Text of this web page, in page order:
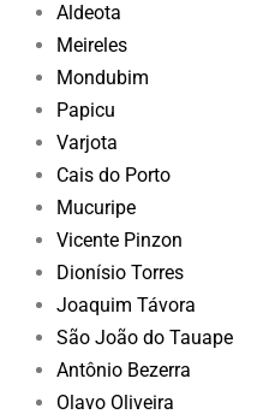
Aldeota
Meireles
Mondubim
Papicu
Varjota
Cais do Porto
Mucuripe
Vicente Pinzon
Dionísio Torres
Joaquim Távora
São João do Tauape
Antônio Bezerra
Olavo Oliveira